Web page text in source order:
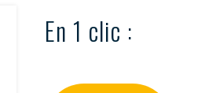
En 1 clic :